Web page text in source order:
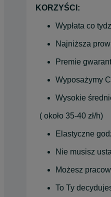
KORZYŚCI:
Wypłata co
Najniższa
Premie
Wyposażymy
Wysokie
( około 35-40 zł/h)
Elastyczne
Nie musisz
Możesz
To Ty